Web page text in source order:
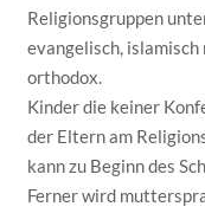
Religionsgruppen
evangelisch,
orthodox.
Kinder die keiner
der Eltern am
kann zu Beginn des
Ferner wird